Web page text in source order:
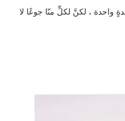
واحدة ، لكنَّ لكلٍّ منّا جوعًا لا